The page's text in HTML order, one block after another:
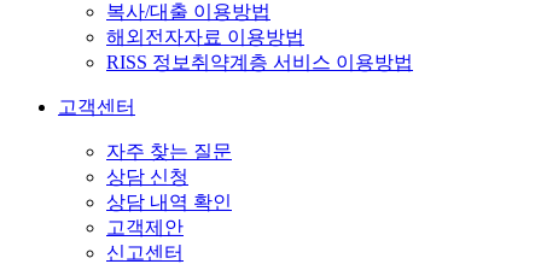
복사/대출 이용방법
해외전자자료 이용방법
RISS 정보취약계층 서비스 이용방법
고객센터
자주 찾는 질문
상담 신청
상담 내역 확인
고객제안
신고센터